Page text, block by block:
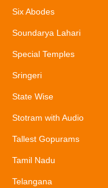
Six Abodes
Soundarya Lahari
Special Temples
Sringeri
State Wise
Stotram with Audio
Tallest Gopurams
Tamil Nadu
Telangana